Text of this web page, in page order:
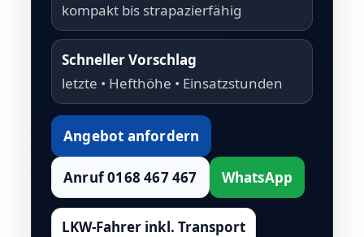
kompakt bis strapazierfähig
Schneller Vorschlag
letzte • Hefthöhe • Einsatzstunden
Angebot anfordern
Anruf 0168 467 467 WhatsApp
LKW-Fahrer inkl. Transport